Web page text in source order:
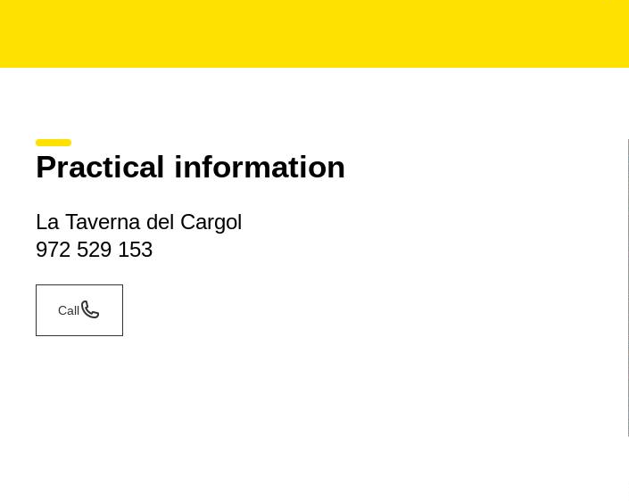
Practical information
La Taverna del Cargol
972 529 153
Call